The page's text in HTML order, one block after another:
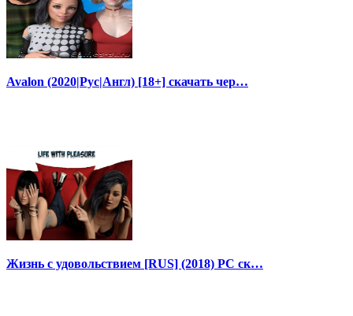
Avalon (2020|Рус|Англ) [18+] скачать чер…
Жизнь с удовольствием [RUS] (2018) PC ск…